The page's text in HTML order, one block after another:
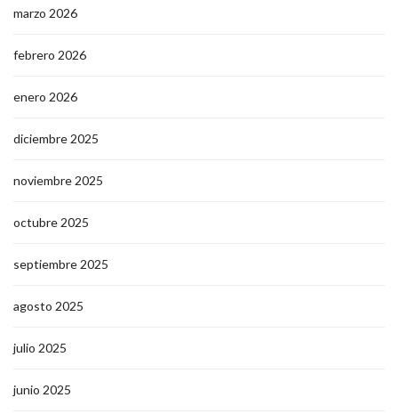
marzo 2026
febrero 2026
enero 2026
diciembre 2025
noviembre 2025
octubre 2025
septiembre 2025
agosto 2025
julio 2025
junio 2025